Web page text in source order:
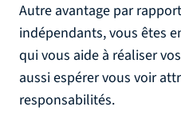
Autre avantage par
indépendants, vous êtes
qui vous aide à réaliser
aussi espérer vous voir
responsabilités.